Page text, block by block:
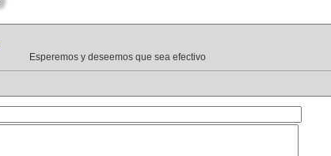
Esperemos y deseemos que sea efectivo